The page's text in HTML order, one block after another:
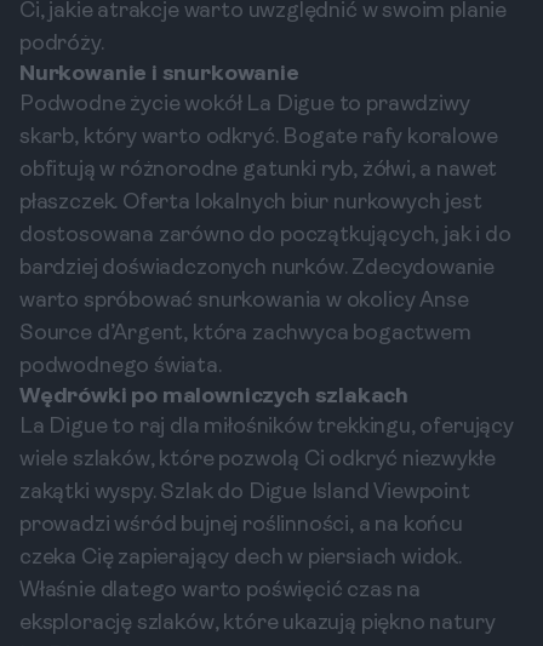
Ci, jakie atrakcje warto uwzględnić w swoim planie
podróży.
Nurkowanie i snurkowanie
Podwodne życie wokół La Digue to prawdziwy
skarb, który warto odkryć. Bogate rafy koralowe
obfitują w różnorodne gatunki ryb, żółwi, a nawet
płaszczek. Oferta lokalnych biur nurkowych jest
dostosowana zarówno do początkujących, jak i do
bardziej doświadczonych nurków. Zdecydowanie
warto spróbować snurkowania w okolicy Anse
Source d’Argent, która zachwyca bogactwem
podwodnego świata.
Wędrówki po malowniczych szlakach
La Digue to raj dla miłośników trekkingu, oferujący
wiele szlaków, które pozwolą Ci odkryć niezwykłe
zakątki wyspy. Szlak do Digue Island Viewpoint
prowadzi wśród bujnej roślinności, a na końcu
czeka Cię zapierający dech w piersiach widok.
Właśnie dlatego warto poświęcić czas na
eksplorację szlaków, które ukazują piękno natury